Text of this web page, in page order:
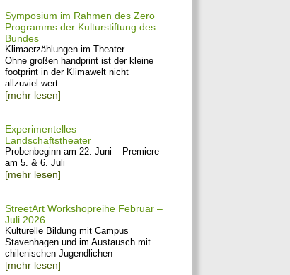
Symposium im Rahmen des Zero
Programms der Kulturstiftung des
Bundes
Klimaerzählungen im Theater
Ohne großen handprint ist der kleine
footprint in der Klimawelt nicht
allzuviel wert
[mehr lesen]
Experimentelles
Landschaftstheater
Probenbeginn am 22. Juni – Premiere
am 5. & 6. Juli
[mehr lesen]
StreetArt Workshopreihe Februar –
Juli 2026
Kulturelle Bildung mit Campus
Stavenhagen und im Austausch mit
chilenischen Jugendlichen
[mehr lesen]